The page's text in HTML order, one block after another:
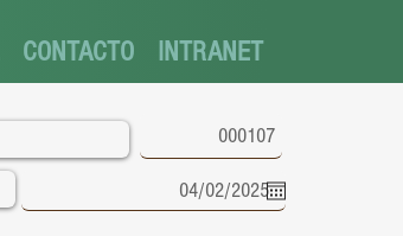
CONTACTO INTRANET